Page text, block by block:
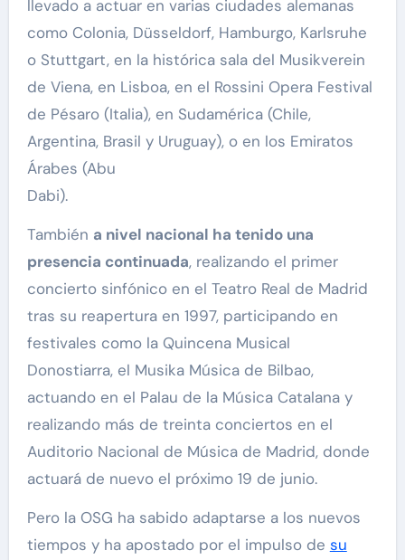
llevado a actuar en varias ciudades alemanas
como Colonia, Düsseldorf, Hamburgo, Karlsruhe
o Stuttgart, en la histórica sala del Musikverein
de Viena, en Lisboa, en el Rossini Opera Festival
de Pésaro (Italia), en Sudamérica (Chile,
Argentina, Brasil y Uruguay), o en los Emiratos
Árabes (Abu
Dabi).
También a nivel nacional ha tenido una
presencia continuada, realizando el primer
concierto sinfónico en el Teatro Real de Madrid
tras su reapertura en 1997, participando en
festivales como la Quincena Musical
Donostiarra, el Musika Música de Bilbao,
actuando en el Palau de la Música Catalana y
realizando más de treinta conciertos en el
Auditorio Nacional de Música de Madrid, donde
actuará de nuevo el próximo 19 de junio.
Pero la OSG ha sabido adaptarse a los nuevos
tiempos y ha apostado por el impulso de su